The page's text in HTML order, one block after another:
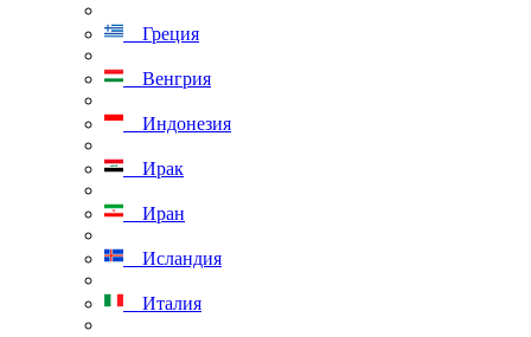
Греция
Венгрия
Индонезия
Ирак
Иран
Исландия
Италия